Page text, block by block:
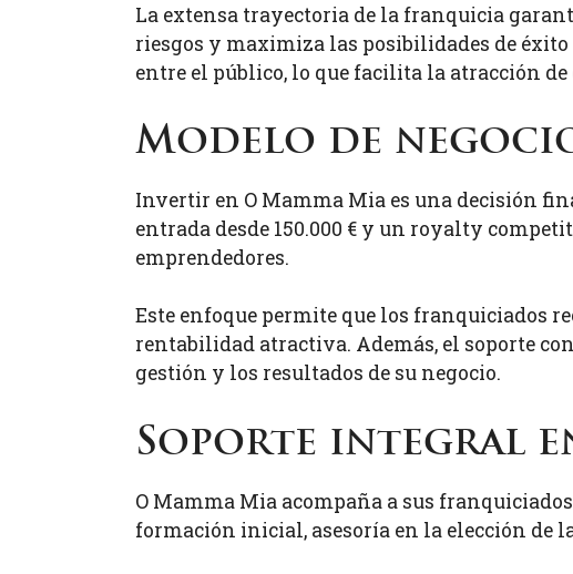
La extensa trayectoria de la franquicia
riesgos y maximiza las posibilidades de
entre el público, lo que facilita la atracción
Modelo de
Invertir en O Mamma Mia es una decisión
entrada desde 150.000 € y un royalty
emprendedores.
Este enfoque permite que los franquiciados
rentabilidad atractiva. Además, el soporte
gestión y los resultados de su negocio.
Soporte integral
O Mamma Mia acompaña a sus
formación inicial, asesoría en la elección de